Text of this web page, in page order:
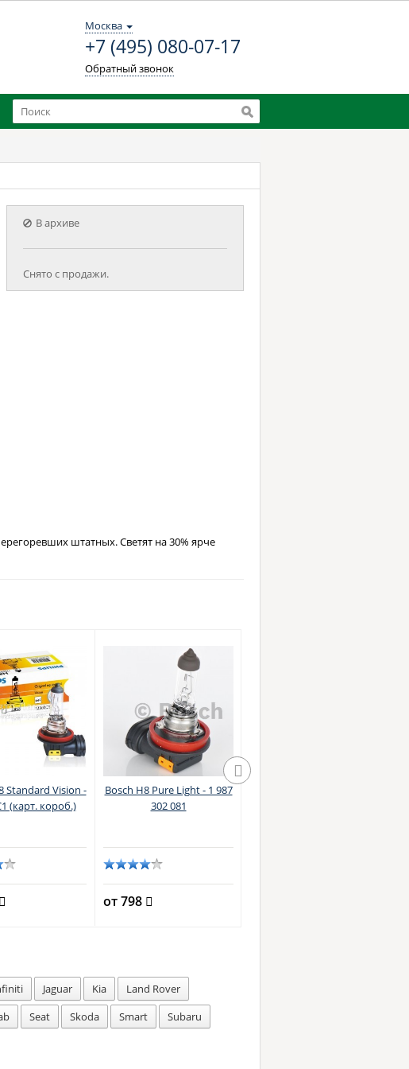
Москва
+7 (495) 080-07-17
Обратный звонок
В архиве
Снято с продажи.
штатных. Светят на 30% ярче
Standard Vision -
(карт. короб.)
Bosch H8 Pure Light - 1 987
302 081
от 798
Jaguar Kia
Land Rover
Seat Skoda Smart
Subaru